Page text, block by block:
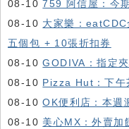
08-10759 阿信屋：今
08-10 大家樂：
五個包 + 10張折扣券
08-10GODIVA：指定
08-10 Pizza Hut：下午
08-10OK便利店：本週
08-10 美心MX：外賣加